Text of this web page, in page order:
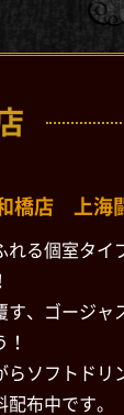
店 上海
る個室タ
す、ゴージ
らソフトド
布中です。